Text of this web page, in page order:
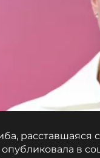
опубликовала в